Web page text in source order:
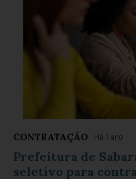
CONTRATAÇÃO Há 1 ano
Prefeitura de
seletivo para